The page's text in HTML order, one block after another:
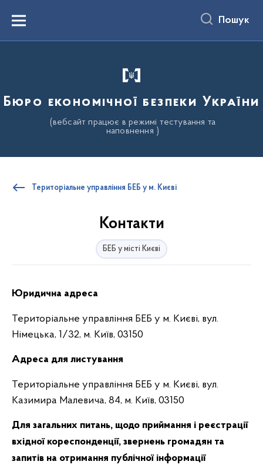
вмістуMenu Пошук
Бюро економічної безпеки України
(вебсайт працює в режимі тестування та
наповнення )
Територіальне управління БЕБ у м. Києві
Контакти
БЕБ у місті Києві
Юридична адреса
Територіальне управління БЕБ у м. Києві, вул.
Німецька, 1/32, м. Київ, 03150
Адреса для листування
Територіальне управління БЕБ у м. Києві, вул.
Казимира Малевича, 84, м. Київ, 03150
Для загальних питань, щодо приймання і реєстрації
вхідної кореспонденції, звернень громадян та
запитів на отримання публічної інформації